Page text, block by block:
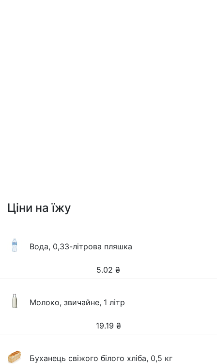
Ціни на їжу
Вода, 0,33-літрова пляшка
5.02 ₴
Молоко, звичайне, 1 літр
19.19 ₴
Буханець свіжого білого хліба, 0,5 кг